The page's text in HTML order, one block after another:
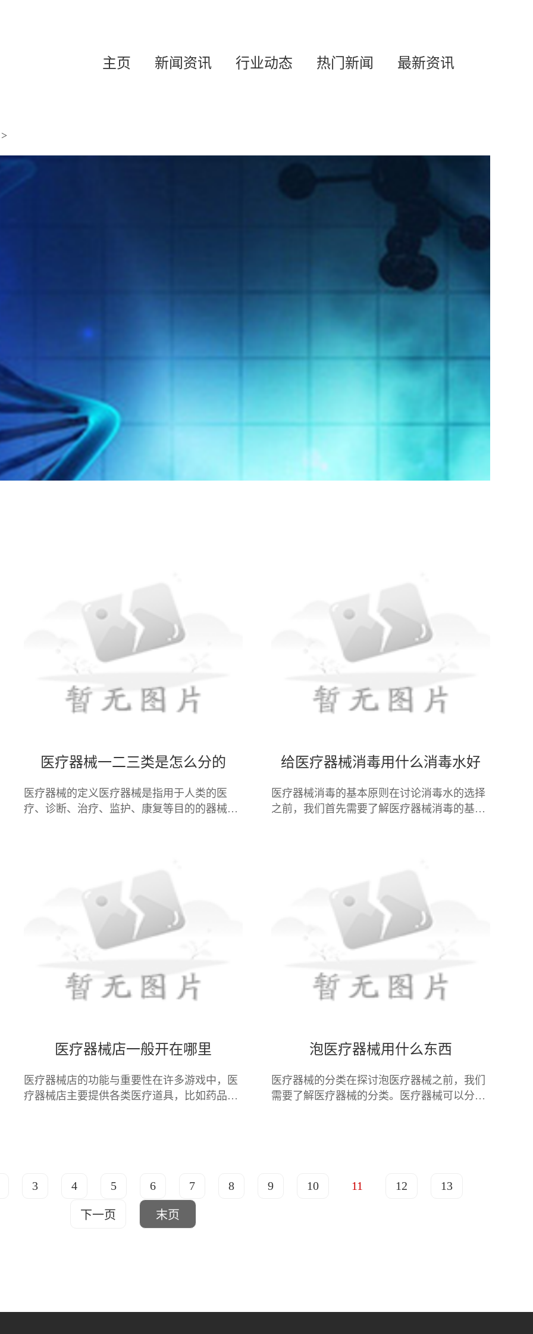
主页 新闻资讯 行业动态 热门新闻 最新资讯
医疗器械一二三类是怎么分的
医疗器械的定义医疗器械是指用于人类的医
疗、诊断、治疗、监护、康复等目的的器械、
给医疗器械消毒用什么消毒水好
医疗器械消毒的基本原则在讨论消毒水的选择
之前，我们首先需要了解医疗器械消毒的基本
医疗器械店一般开在哪里
医疗器械店的功能与重要性在许多游戏中，医
疗器械店主要提供各类医疗道具，比如药品、
泡医疗器械用什么东西
医疗器械的分类在探讨泡医疗器械之前，我们
需要了解医疗器械的分类。医疗器械可以分为
3 4 5 6 7 8 9 10 11 12 13
下一页 末页